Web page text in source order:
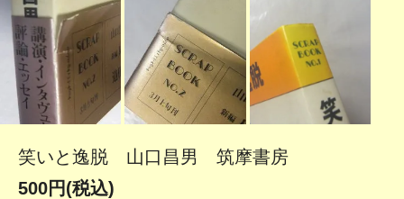
笑いと逸脱 山口昌男 筑摩書房
500円(税込)